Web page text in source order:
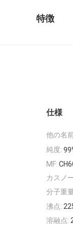
特徴
仕様
他の名
純度:
MF:
カスノ
分子重
沸点:
溶融点: